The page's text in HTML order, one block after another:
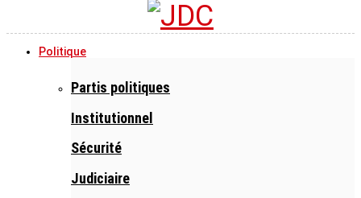
Politique
Partis politiques
Institutionnel
Sécurité
Judiciaire